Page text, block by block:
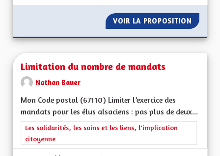
VOIR LA PROPOSITION
Limitation du nombre de mandats
Nathan Bauer
Mon Code postal (67110) Limiter l’exercice des
mandats pour les élus alsaciens : pas plus de deux...
Filtrer les résultats de la catégorie : Les solidarités, les soins
Les solidarités, les soins et les liens, l'implication
citoyenne